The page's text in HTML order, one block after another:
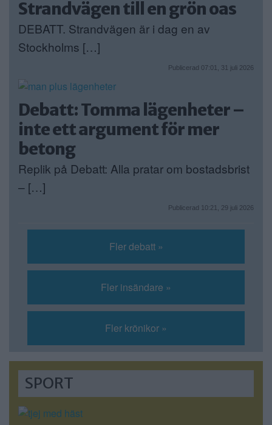
Strandvägen till en grön oas
DEBATT. Strandvägen är i dag en av
Stockholms […]
Publicerad 07:01, 31 juli 2026
Debatt: Tomma lägenheter –
inte ett argument för mer
betong
Replik på Debatt: Alla pratar om bostadsbrist
– […]
Publicerad 10:21, 29 juli 2026
Fler debatt »
Fler insändare »
Fler krönikor »
SPORT